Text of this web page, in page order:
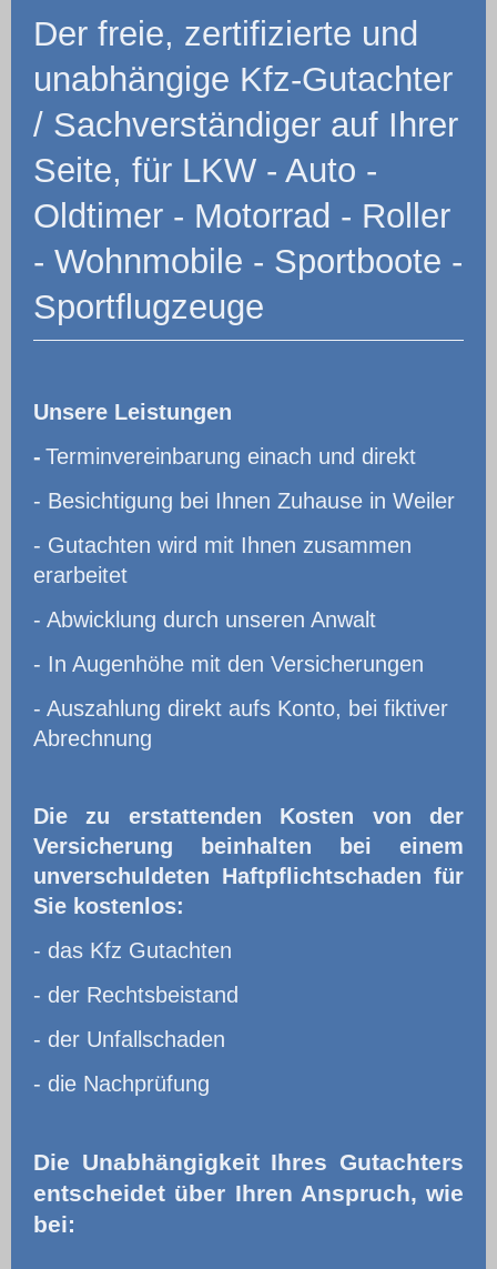
Der freie, zertifizierte und
unabhängige Kfz-Gutachter
/ Sachverständiger auf Ihrer
Seite, für LKW - Auto -
Oldtimer - Motorrad - Roller
- Wohnmobile - Sportboote -
Sportflugzeuge
Unsere Leistungen
- Terminvereinbarung einach und direkt
- Besichtigung bei Ihnen Zuhause in Weiler
- Gutachten wird mit Ihnen zusammen
erarbeitet
- Abwicklung durch unseren Anwalt
- In Augenhöhe mit den Versicherungen
- Auszahlung direkt aufs Konto, bei fiktiver
Abrechnung
Die zu erstattenden Kosten von der
Versicherung beinhalten bei einem
unverschuldeten Haftpflichtschaden für
Sie kostenlos:
- das Kfz Gutachten
- der Rechtsbeistand
- der Unfallschaden
- die Nachprüfung
Die Unabhängigkeit Ihres Gutachters
entscheidet über Ihren Anspruch, wie
bei: